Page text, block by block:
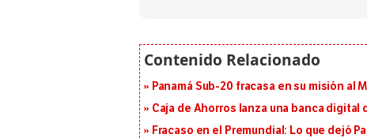
Panamá Sub-20 fracasa en su misión al
Caja de Ahorros lanza una banca digital
Fracaso en el Premundial: Lo que dejó